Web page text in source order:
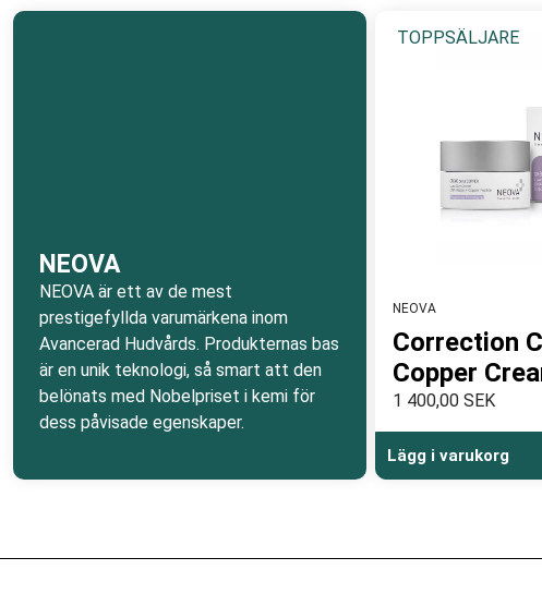
NEOVA är för den medvetna konsumenten som söker
på forskning och kvalitet som på molekylärnivå skapar synliga
dig förutsättningar att kvalitetsförbättra, föryngra, stärka och
och reducerar ålderstecken. Serien omfattar även specialvård
NEOVA
NEOVA är ett av de mest
prestigefyllda varumärkena inom
Avancerad Hudvårds. Produkternas bas
är en unik teknologi, så smart att den
belönats med Nobelpriset i kemi för
dess påvisade egenskaper.
TOPPSÄLJARE
NEOVA
Correction
Copper
1 400,00 SEK
Lägg i varukorg